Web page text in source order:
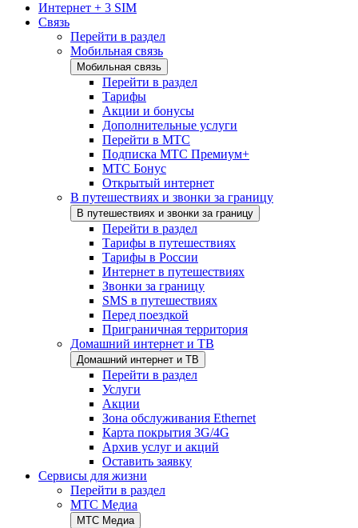
Интернет + 3 SIM
Связь
Перейти в раздел
Мобильная связь
Мобильная связь
Перейти в раздел
Тарифы
Акции и бонусы
Дополнительные услуги
Перейти в МТС
Подписка МТС Премиум+
МТС Бонус
Открытый интернет
В путешествиях и звонки за границу
В путешествиях и звонки за границу
Перейти в раздел
Тарифы в путешествиях
Тарифы в России
Интернет в путешествиях
Звонки за границу
SMS в путешествиях
Перед поездкой
Приграничная территория
Домашний интернет и ТВ
Домашний интернет и ТВ
Перейти в раздел
Услуги
Акции
Зона обслуживания Ethernet
Карта покрытия 3G/4G
Архив услуг и акций
Оставить заявку
Сервисы для жизни
Перейти в раздел
МТС Медиа
МТС Медиа